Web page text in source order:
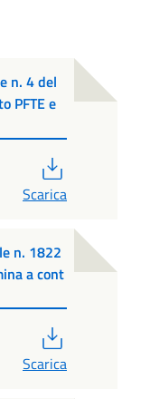
n. 4 del
PFTE e
Scarica
n. 1822
a cont
Scarica